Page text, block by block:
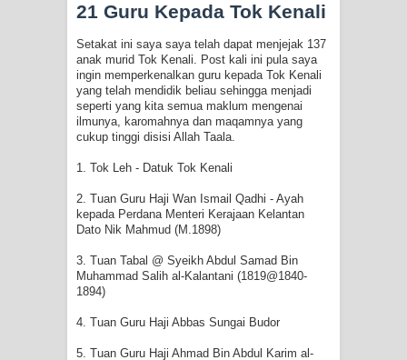
21 Guru Kepada Tok Kenali
Setakat ini saya saya telah dapat menjejak 137
anak murid Tok Kenali. Post kali ini pula saya
ingin memperkenalkan guru kepada Tok Kenali
yang telah mendidik beliau sehingga menjadi
seperti yang kita semua maklum mengenai
ilmunya, karomahnya dan maqamnya yang
cukup tinggi disisi Allah Taala.
1. Tok Leh - Datuk Tok Kenali
2. Tuan Guru Haji Wan Ismail Qadhi - Ayah
kepada Perdana Menteri Kerajaan Kelantan
Dato Nik Mahmud (M.1898)
3. Tuan Tabal @ Syeikh Abdul Samad Bin
Muhammad Salih al-Kalantani (1819@1840-
1894)
4. Tuan Guru Haji Abbas Sungai Budor
5. Tuan Guru Haji Ahmad Bin Abdul Karim al-